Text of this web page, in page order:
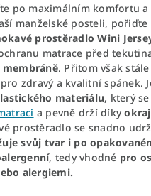
po maximálním komfortu a
manželské posteli,
prostěradlo Wini
matrace před
membráně. Přitom však stále
pro zdravý a kvalitní spánek.
materiálu, který
a pevně drží díky
prostěradlo se snadno
svůj tvar i po
, tedy vhodné pro
alergiemi.